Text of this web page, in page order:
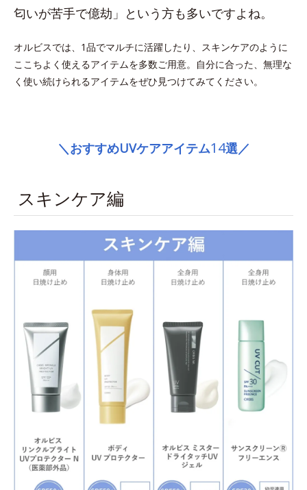
匂いが苦手で億劫」という方も多いですよね。
オルビスでは、1品でマルチに活躍したり、スキンケアのように
ここちよく使えるアイテムを多数ご用意。自分に合った、無理な
く使い続けられるアイテムをぜひ見つけてみてください。
＼おすすめUVケアアイテム14選／
スキンケア編